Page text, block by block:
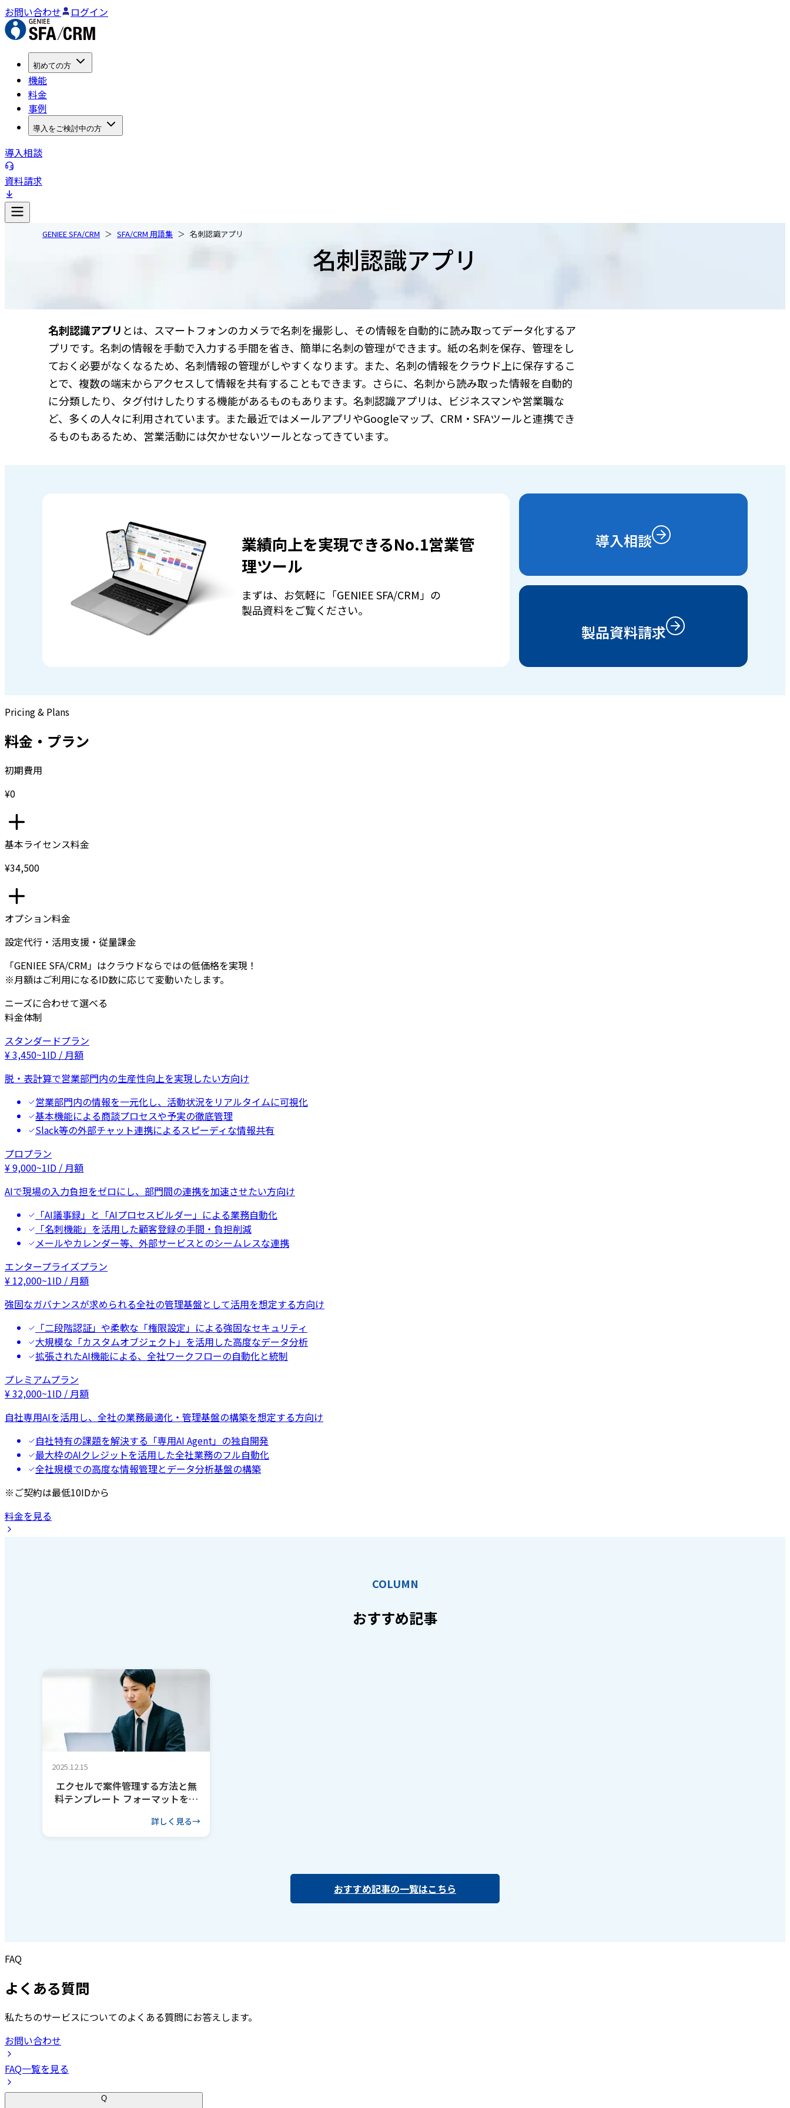
お問い合わせ ログイン
初めての方
機能
料金
事例
導入をご検討中の方
導入相談
資料請求
GENIEE SFA/CRM SFA/CRM 用語集 名刺認識アプリ
名刺認識アプリ
名刺認識アプリ とは、スマートフォンのカメラで名刺を撮影し、その情報を自動的に読み取ってデータ化するア
プリです。名刺の情報を手動で入力する手間を省き、簡単に名刺の管理ができます。紙の名刺を保存、管理をし
ておく必要がなくなるため、名刺情報の管理がしやすくなります。また、名刺の情報をクラウド上に保存するこ
とで、複数の端末からアクセスして情報を共有することもできます。さらに、名刺から読み取った情報を自動的
に分類したり、タグ付けしたりする機能があるものもあります。名刺認識アプリは、ビジネスマンや営業職な
ど、多くの人々に利用されています。また最近ではメールアプリやGoogleマップ、CRM・SFAツールと連携でき
るものもあるため、営業活動には欠かせないツールとなってきています。
業績向上を実現できるNo.1営業管
理ツール
まずは、お気軽に「GENIEE SFA/CRM」の
製品資料をご覧ください。
導入相談
製品資料請求
Pricing & Plans
料金・プラン
初期費用
¥0
基本ライセンス料金
¥34,500
オプション料金
設定代行・活用支援・従量課金
「GENIEE SFA/CRM」はクラウドならではの低価格を実現！
※月額はご利用になるID数に応じて変動いたします。
ニーズに合わせて選べる
料金体制
スタンダードプラン
¥3,450~1ID / 月額
脱・表計算で営業部門内の生産性向上を実現したい方向け
営業部門内の情報を一元化し、活動状況をリアルタイムに可視化
基本機能による商談プロセスや予実の徹底管理
Slack等の外部チャット連携によるスピーディな情報共有
プロプラン
¥9,000~1ID / 月額
AIで現場の入力負担をゼロにし、部門間の連携を加速させたい方向け
「AI議事録」と「AIプロセスビルダー」による業務自動化
「名刺機能」を活用した顧客登録の手間・負担削減
メールやカレンダー等、外部サービスとのシームレスな連携
エンタープライズプラン
¥ 12,000~1ID / 月額
強固なガバナンスが求められる全社の管理基盤として活用を想定する方向け
「二段階認証」や柔軟な「権限設定」による強固なセキュリティ
大規模な「カスタムオブジェクト」を活用した高度なデータ分析
拡張されたAI機能による、全社ワークフローの自動化と統制
プレミアムプラン
¥32,000~1ID / 月額
自社専用AIを活用し、全社の業務最適化・管理基盤の構築を想定する方向け
自社特有の課題を解決する「専用AI Agent」の独自開発
最大枠のAIクレジットを活用した全社業務のフル自動化
全社規模での高度な情報管理とデータ分析基盤の構築
※ご契約は最低10IDから
料金を見る
COLUMN
おすすめ記事
2025.12.15
エクセルで案件管理する方法と無
料テンプレート フォーマットを作
詳しく見る
おすすめ記事の一覧はこちら
FAQ
よくある質問
私たちのサービスについてのよくある質問にお答えします。
お問い合わせ
FAQ一覧を見る
Q